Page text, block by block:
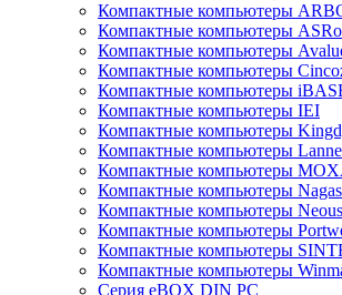
Компактные компьютеры
Компактные компьютеры
Компактные компьютеры
Компактные компьютеры
Компактные компьютеры
Компактные компьютеры IEI
Компактные компьютеры
Компактные компьютеры
Компактные компьютеры
Компактные компьютеры
Компактные компьютеры
Компактные компьютеры
Компактные компьютеры
Компактные компьютеры
Серия eBOX DIN PC